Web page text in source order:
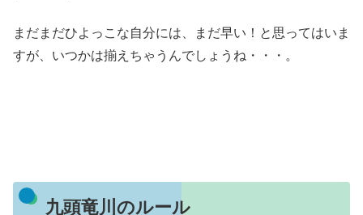
まだまだひよっこな自分には、まだ早い！と思ってはいま
すが、いつかは揃えちゃうんでしょうね・・・。
九頭竜川のルール